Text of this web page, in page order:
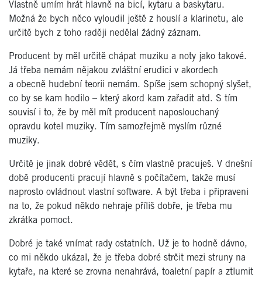
Vlastně umím hrát hlavně na bicí, kytaru a baskytaru.
Možná že bych něco vyloudil ještě z houslí a klarinetu, ale
určitě bych z toho raději nedělal žádný záznam.
Producent by měl určitě chápat muziku a noty jako takové.
Já třeba nemám nějakou zvláštní erudici v akordech
a obecně hudební teorii nemám. Spíše jsem schopný slyšet,
co by se kam hodilo – který akord kam zařadit atd. S tím
souvisí i to, že by měl mít producent naposlouchaný
opravdu kotel muziky. Tím samozřejmě myslím různé
muziky.
Určitě je jinak dobré vědět, s čím vlastně pracuješ. V dnešní
době producenti pracují hlavně s počítačem, takže musí
naprosto ovládnout vlastní software. A být třeba i připraveni
na to, že pokud někdo nehraje příliš dobře, je třeba mu
zkrátka pomoct.
Dobré je také vnímat rady ostatních. Už je to hodně dávno,
co mi někdo ukázal, že je třeba dobré strčit mezi struny na
kytaře, na které se zrovna nenahrává, toaletní papír a ztlumit